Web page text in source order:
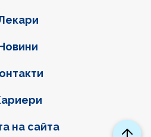
на сайта